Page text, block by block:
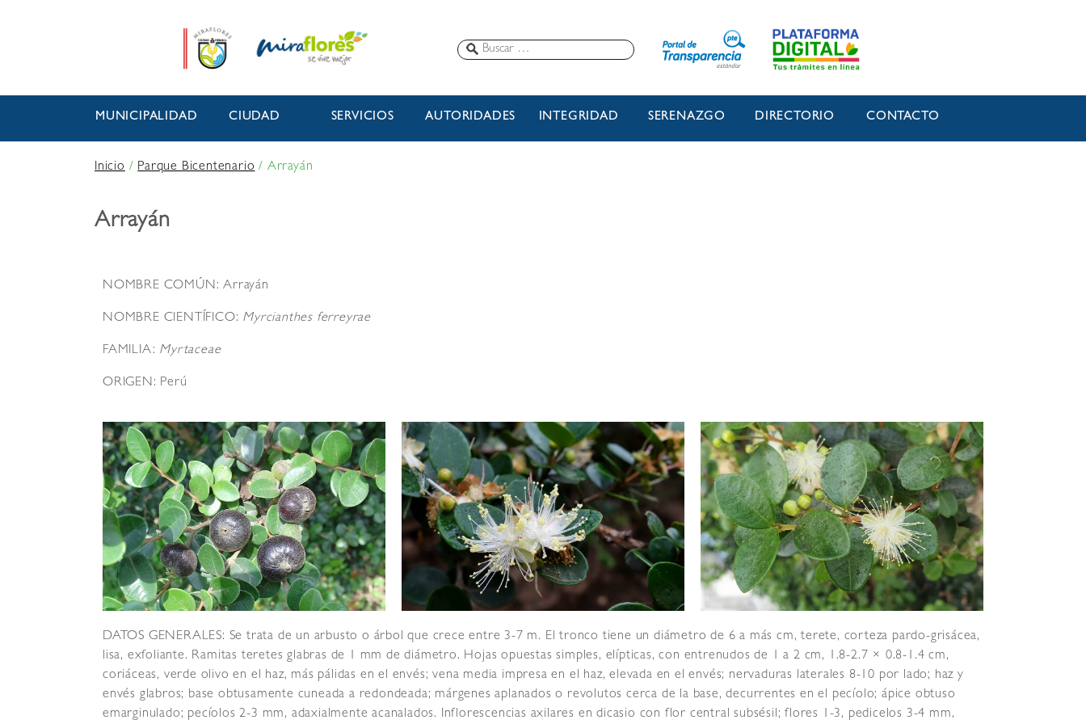
MUNICIPALIDAD CIUDAD SERVICIOS AUTORIDADES INTEGRIDAD SERENAZGO DIRECTORIO CONTACTO
Inicio/Parque Bicentenario/ Arrayán
Arrayán
NOMBRE COMÚN: Arrayán
NOMBRE CIENTÍFICO: Myrcianthes ferreyrae
FAMILIA: Myrtaceae
ORIGEN: Perú
DATOS GENERALES: Se trata de un arbusto o árbol que crece entre 3-7 m. El tronco tiene un diámetro de 6 a más cm, terete, corteza pardo-grisácea,
lisa, exfoliante. Ramitas teretes glabras de 1 mm de diámetro. Hojas opuestas simples, elípticas, con entrenudos de 1 a 2 cm, 1.8-2.7 × 0.8-1.4 cm,
coriáceas, verde olivo en el haz, más pálidas en el envés; vena media impresa en el haz, elevada en el envés; nervaduras laterales 8-10 por lado; haz y
envés glabros; base obtusamente cuneada a redondeada; márgenes aplanados o revolutos cerca de la base, decurrentes en el pecíolo; ápice obtuso
emarginulado; pecíolos 2-3 mm, adaxialmente acanalados. Inflorescencias axilares en dicasio con flor central subsésil; flores 1-3, pedicelos 3-4 mm,